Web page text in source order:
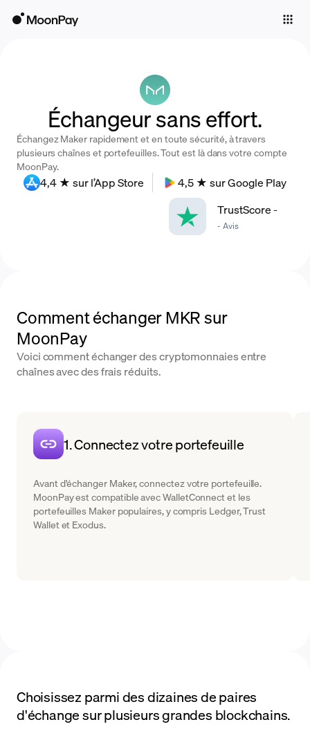
Trade
Company
Échangeur sans effort.
Échangez Maker rapidement et en toute sécurité, à travers
plusieurs chaînes et portefeuilles. Tout est là dans votre compte
MoonPay.
4,4 ★ sur l’App Store
4,5 ★ sur Google Play
TrustScore-
- Avis
Comment échanger MKR sur
MoonPay
Voici comment échanger des cryptomonnaies entre
chaînes avec des frais réduits.
1. Connectez votre portefeuille
Avant d'échanger Maker, connectez votre portefeuille.
MoonPay est compatible avec WalletConnect et les
portefeuilles Maker populaires, y compris Ledger, Trust
Wallet et Exodus.
Choisissez parmi des dizaines de paires
d'échange sur plusieurs grandes blockchains.